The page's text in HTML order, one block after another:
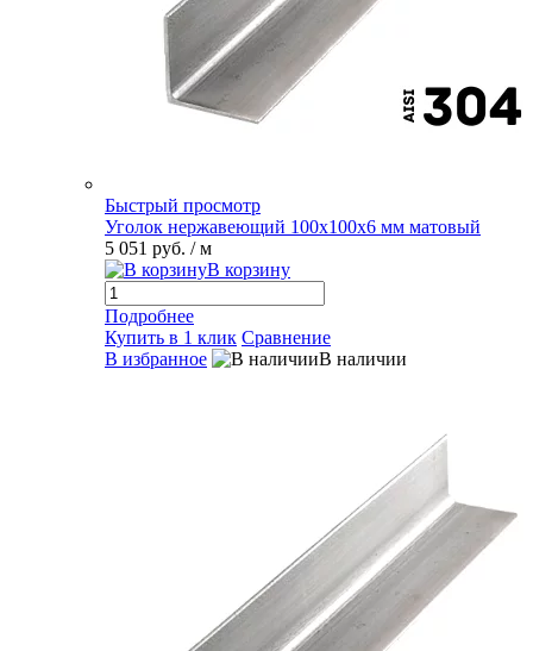
Быстрый просмотр
Уголок нержавеющий 100х100х6 мм матовый
5 051 руб. / м
В корзину
Подробнее
Купить в 1 клик Сравнение
В избранное
В наличии